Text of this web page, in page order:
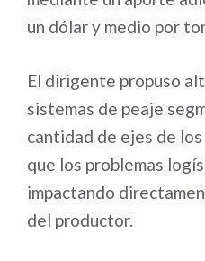
un dólar y medio por
El dirigente propuso
sistemas de peaje
cantidad de ejes de
que los problemas
impactando
del productor.